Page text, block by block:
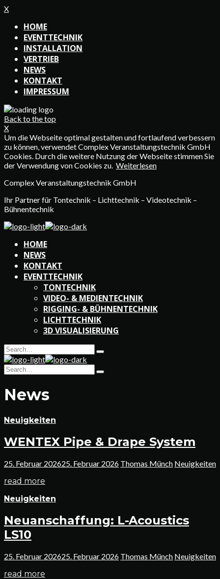
X
HOME
EVENTTECHNIK
INSTALLATION
VERTRIEB
NEWS
KONTAKT
IMPRESSUM
Back to the top
X
Um die Webseite optimal gestalten und fortlaufend verbessern
zu können, verwendet Complex Veranstaltungstechnik GmbH
Cookies. Durch die weitere Nutzung der Webseite stimmen Sie
der Verwendung von Cookies zu. Weiterlesen
Complex Veranstaltungstechnik GmbH
Ihr Partner für Tontechnik – Lichttechnik – Videotechnik –
Bühnentechnik
HOME
NEWS
KONTAKT
EVENTTECHNIK
TONTECHNIK
VIDEO- & MEDIENTECHNIK
RIGGING- & BÜHNENTECHNIK
LICHTTECHNIK
3D VISUALISIERUNG
Search
for:
Type
hit
Search
for:
Type
News
Neuigkeiten
WENTEX Pipe & Drape System
25. Februar 202625. Februar 2026 Thomas Münch Neuigkeiten
read more
Neuigkeiten
Neuanschaffung: L-Acoustics
LS10
25. Februar 202625. Februar 2026 Thomas Münch Neuigkeiten
read more